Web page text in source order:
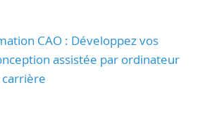
CAO : Développez vos
assistée par ordinateur